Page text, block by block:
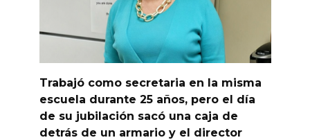
Trabajó como secretaria en la misma
escuela durante 25 años, pero el día
de su jubilación sacó una caja de
detrás de un armario y el director